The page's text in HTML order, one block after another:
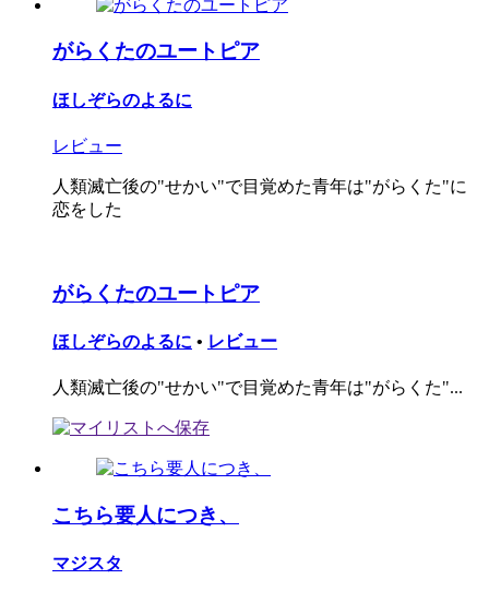
がらくたのユートピア
ほしぞらのよるに
レビュー
人類滅亡後の"せかい"で目覚めた青年は"がらくた"に
恋をした
がらくたのユートピア
ほしぞらのよるに • レビュー
人類滅亡後の"せかい"で目覚めた青年は"がらくた"...
こちら要人につき、
マジスタ